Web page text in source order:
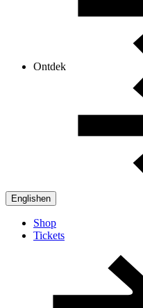
Ontdek
Englishen
Shop
Tickets